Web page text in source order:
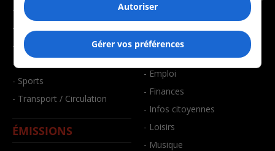
- Éducation
- Environnement
- Faits divers
- Santé et bien-être
- Sports
- Transport / Circulation
ÉMISSIONS
- Affaires
- Art de vivre
- Bien-être
- Emploi
- Finances
- Infos citoyennes
- Loisirs
- Musique
Autoriser
Gérer vos préférences